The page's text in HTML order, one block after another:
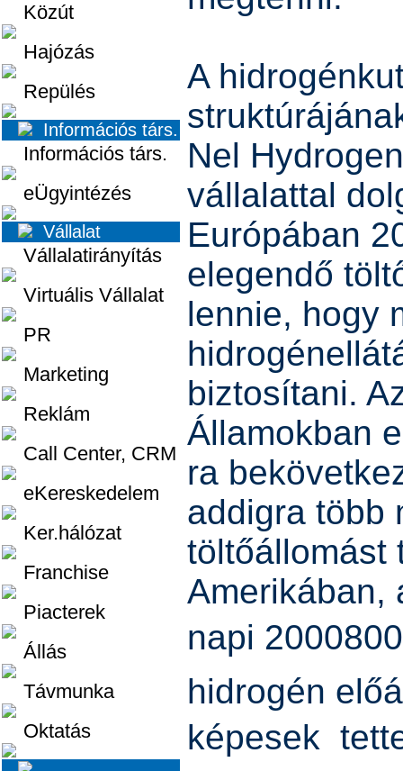
Közút
Hajózás
Repülés
Információs társ.
Információs társ.
eÜgyintézés
Vállalat
Vállalatirányítás
Virtuális Vállalat
PR
Marketing
Reklám
Call Center, CRM
eKereskedelem
Ker.hálózat
Franchise
Piacterek
Állás
Távmunka
Oktatás
A
Nel
vállalattal
Európában
elegendő
lennie, hogy
biztosítani.
Államokban
ra
addigra több
töltőállomást
Amerikában,
napi
hidrogén
képesek 